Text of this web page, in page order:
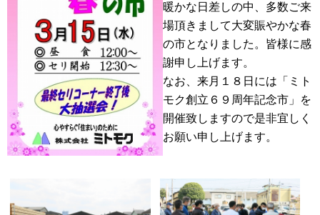
暖かな日差しの中、多数ご来
場頂きまして大変賑やかな春
の市となりました。皆様に感
謝申し上げます。
なお、来月１８日には「ミト
モク創立６９周年記念市」を
開催致しますので是非宜しく
お願い申し上げます。